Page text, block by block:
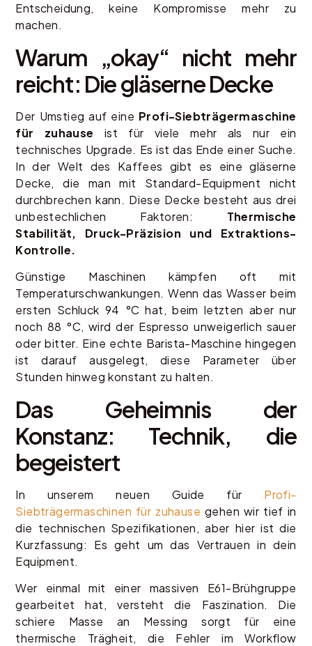
Entscheidung, keine Kompromisse mehr zu
machen.
Warum „okay“ nicht mehr
reicht: Die gläserne Decke
Der Umstieg auf eine Profi-Siebträgermaschine
für zuhause ist für viele mehr als nur ein
technisches Upgrade. Es ist das Ende einer Suche.
In der Welt des Kaffees gibt es eine gläserne
Decke, die man mit Standard-Equipment nicht
durchbrechen kann. Diese Decke besteht aus drei
unbestechlichen Faktoren: Thermische
Stabilität, Druck-Präzision und Extraktions-
Kontrolle.
Günstige Maschinen kämpfen oft mit
Temperaturschwankungen. Wenn das Wasser beim
ersten Schluck 94 °C hat, beim letzten aber nur
noch 88 °C, wird der Espresso unweigerlich sauer
oder bitter. Eine echte Barista-Maschine hingegen
ist darauf ausgelegt, diese Parameter über
Stunden hinweg konstant zu halten.
Das Geheimnis der
Konstanz: Technik, die
begeistert
In unserem neuen Guide für Profi-
Siebträgermaschinen für zuhause gehen wir tief in
die technischen Spezifikationen, aber hier ist die
Kurzfassung: Es geht um das Vertrauen in dein
Equipment.
Wer einmal mit einer massiven E61-Brühgruppe
gearbeitet hat, versteht die Faszination. Die
schiere Masse an Messing sorgt für eine
thermische Trägheit, die Fehler im Workflow